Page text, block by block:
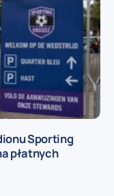
Sporting
płatnych